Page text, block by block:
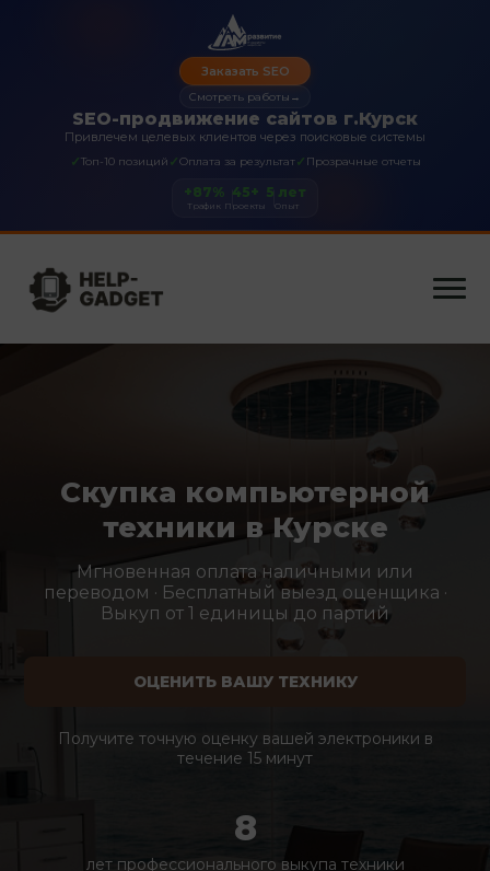
SEO-продвижение сайтов г.Курск
Привлечем целевых клиентов через поисковые системы
✓Топ-10 позиций ✓Оплата за результат✓ Прозрачные отчеты
Заказать SEO
Смотреть работы →
+87%
Трафик
45+
Проекты
5 лет
Опыт
Скупка компьютерной
техники в Курске
Мгновенная оплата наличными или
переводом · Бесплатный выезд оценщика ·
Выкуп от 1 единицы до партий
ОЦЕНИТЬ ВАШУ ТЕХНИКУ
Получите точную оценку вашей электроники в
течение 15 минут
8
лет профессионального выкупа техники